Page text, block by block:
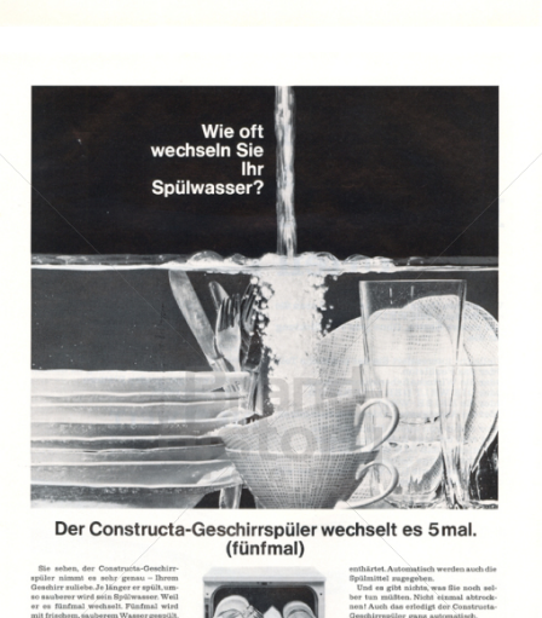
Constructa Constructa-Neff Vertriebs-GmbH 1966